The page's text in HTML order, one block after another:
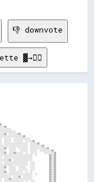
👎 downvote
▓→✊🏽
░░░░            ▒▒░░▒▒      
  ▒▒░░▓▓▒▒▒▒      ▒▒▒▒▒▒▒▒▒▒▓▓▒▒▓▓▒▒▒▒▒▒▒▒░░▓▓▒▒▒▒▒▒▒▒░░░░░░░░▒▒▒▒▒▒▒▒▓▓██▒▒▓▓▒▒▒▒▒▒▒▒▒▒▓▓▒▒▒▒▒▒▓▓  ▒▒▒▒▒▒▒▒░░▒▒▓▓▓▓▒▒░░▒▒░░░░▒▒▒▒░░░░░░░░░░░░  ░░              ▒▒░░▒▒      
░░░░░░░░░░▒▒▒▒░░▒▒▒▒▒▒░░▒▒▒▒▒▒▒▒▓▓▒▒▒▒▒▒▒▒▒▒▒▒▓▓▓▓▓▓▓▓▒▒▒▒▒▒░░▓▓▓▓▓▓▓▓██░░░░▒▒░░▒▒▒▒▒▒▒▒▒▒▒▒░░░░░░▒▒░░▒▒░░▒▒▒▒▓▓▓▓▓▓▒▒░░▒▒░░▒▒▒▒▒▒▒▒▒▒░░░░░░░░▒▒░░░░▒▒          ▒▒░░▒▒      
    ▒▒  ░░░░░░▒▒▒▒░░░░░░▒▒░░▒▒▒▒▒▒▓▓▒▒▓▓▒▒▓▓▓▓▓▓▒▒▒▒▒▒▒▒▒▒▒▒▒▒▒▒▒▒▒▒▒▒▓▓░░  ▓▓▒▒░░▒▒▒▒▒▒▒▒▓▓░░░░░░▒▒░░▒▒░░░░▒▒▒▒▓▓▓▓▒▒▒▒▒▒▒▒        ░░▒▒▒▒░░░░        ░░░░      ▒▒░░▒▒      
░░░░▒▒      ░░░░░░▒▒▒▒░░▒▒░░▒▒░░▒▒▒▒▒▒▓▓▒▒▓▓▒▒▒▒▒▒▒▒▒▒▒▒░░▒▒▒▒▒▒▒▒▒▒▒▒▓▓░░░░▓▓▒▒▒▒▒▒▒▒▒▒▒▒▒▒  ▒▒░░▒▒░░▒▒░░▒▒▒▒░░▓▓▓▓▓▓░░░░▒▒░░░░        ░░▓▓            ▒▒      ▒▒░░▒▒      
░░░░▒▒          ░░░░░░▒▒▒▒░░▒▒░░▒▒░░▒▒▒▒▓▓▒▒▒▒▒▒▒▒▒▒▒▒▒▒▒▒▒▒▒▒▒▒▒▒▒▒▓▓▒▒▒▒▒▒▒▒▒▒▒▒▒▒▒▒░░▒▒▒▒▒▒▒▒▒▒▒▒▒▒▒▒░░░░▒▒░░▓▓▓▓▓▓▒▒▒▒▓▓░░░░░░░░░░░░  ░░▒▒░░░░░░    ▒▒      ▒▒░░▒▒      
░░░░▒▒              ░░░░░░▒▒▒▒░░░░▒▒▒▒▒▒▓▓▒▒▒▒▒▒░░░░░░▒▒▒▒▒▒▒▒▒▒░░░░▒▒▒▒▒▒▒▒▒▒▒▒▒▒░░▒▒░░▒▒▒▒▒▒░░▒▒▒▒░░░░▒▒▒▒▒▒  ▓▓▓▓▓▓▒▒  ░░░░░░░░░░        ░░▒▒░░      ▒▒      ▒▒░░▒▒      
▒▒░░▒▒          ░░░░░░    ░░░░▒▒▓▓░░▒▒▒▒▓▓▒▒░░▒▒▒▒▒▒░░▒▒▒▒▒▒▒▒░░▒▒▒▒▒▒▒▒▒▒▒▒▒▒▒▒░░░░▒▒░░░░▒▒░░░░▒▒▒▒░░▒▒▒▒░░▒▒      ░░    ░░░░░░░░      ░░░░░░▒▒░░      ▒▒      ▒▒░░▒▒      
░░▒▒▒▒▒▒        ░░░░░░      ░░░░░░▒▒▒▒▒▒▒▒░░▒▒░░░░░░▒▒▒▒▒▒▒▒▒▒▒▒▒▒░░░░▒▒▒▒▒▒▓▓▒▒▒▒░░░░▒▒▒▒▒▒░░░░▓▓▒▒░░░░░░▒▒        ░░  ░░░░  ░░      ░░░░░░░░▒▒░░      ▒▒      ▒▒░░▒▒  ▒▒░░
░░░░░░░░▒▒      ░░░░░░    ░░      ░░░░▒▒▒▒░░░░▒▒▒▒░░▒▒▒▒▒▒▓▓▒▒▒▒▒▒▒▒░░▒▒▒▒▒▒▓▓▒▒▒▒▒▒░░░░░░▒▒▒▒░░░░      ▒▒░░░░      ░░░░        ░░░░░░░░░░░░░░▒▒░░    ░░▒▒▒▒    ░░░░▓▓▒▒▓▓▒▒
░░░░░░░░░░▒▒    ░░░░░░      ░░      ░░░░░░▒▒▒▒░░▒▒░░▒▒▒▒▒▒▒▒▒▒▒▒░░▒▒░░▓▓▓▓▓▓▓▓▒▒░░░░▒▒▒▒▒▒▓▓▓▓▒▒▒▒░░        ░░░░░░░░  ░░    ░░░░░░░░░░░░░░░░░░▓▓░░░░▓▓▒▒▒▒▒▒░░░░░░▒▒    ▒▒░░
  ░░░░░░░░░░    ░░░░░░  ▒▒░░  ░░        ░░░░░░▒▒▒▒░░░░▒▒▒▒░░░░░░░░▒▒░░▓▓▒▒▒▒▓▓░░░░▒▒░░░░▒▒▓▓▓▓▒▒▒▒▒▒▒▒░░          ░░    ░░░░░░░░░░░░░░░░░░░░░░▓▓▒▒▒▒▒▒▒▒░░░░░░▒▒▒▒▒▒        
░░░░░░░░░░░░    ░░░░░░  ▒▒▒▒░░░░            ░░░░░░▒▒▒▒░░▒▒░░▒▒░░░░▒▒░░▓▓▒▒▓▓▓▓▒▒░░░░░░▒▒░░▒▒▒▒▒▒▒▒▒▒▒▒▒▒▒▒░░        ░░░░░░░░░░░░░░░░░░░░░░░░░░▓▓▒▒▒▒░░░░▒▒▒▒▒▒░░▒▒▒▒        
░░░░░░░░░░░░    ░░░░░░  ░░▒▒▒▒▒▒▒▒              ░░░░░░▒▒▒▒░░░░░░▒▒░░░░▓▓▓▓▓▓▒▒▒▒░░▒▒░░░░▒▒▒▒▒▒░░▒▒▒▒▒▒▒▒▒▒▒▒▒▒  ░░░░░░░░░░░░░░░░░░░░░░░░░░▓▓▒▒▒▒░░░░▒▒▒▒▒▒  ░░░░▒▒▒▒        
░░▒▒░░░░  ░░    ░░░░░░  ▒▒▒▒▒▒▒▒▒▒                  ░░░░░░▒▒▒▒░░░░░░▒▒▒▒▒▒▓▓▓▓▒▒░░░░░░▒▒░░░░▒▒▒▒░░░░▒▒▒▒▒▒▒▒▒▒░░░░░░░░░░░░░░░░░░░░░░░░▒▒▒▒▒▒░░░░▒▒▒▒░░▒▒▒▒▒▒░░              
          ░░    ░░░░░░    ░░▒▒▒▒▒▒                ░░      ░░░░▒▒▒▒▒▒░░▒▒▓▓▓▓▓▓▒▒▒▒▒▒░░▒▒░░▒▒░░░░▒▒▒▒░░░░▒▒▒▒▒▒░░░░░░░░░░░░░░░░░░▒▒▒▒▒▒▒▒░░░░░░▒▒▒▒    ▒▒▒▒▒▒░░              
        ▒▒      ░░░░░░        ▒▒▒▒            ░░░░          ░░░░░░▒▒▒▒▒▒▒▒▒▒▒▒▒▒▒▒░░▒▒▒▒░░░░░░▒▒▒▒▒▒░░▒▒░░░░▒▒░░░░░░░░░░░░░░▒▒▒▒▒▒▒▒░░░░░░▒▒▒▒  ▒▒        ▒▒░░              
░░▒▒▒▒░░        ░░░░░░        ░░          ░░  ░░░░▒▒░░          ░░░░░░▒▒▒▒▒▒▒▒▒▒▒▒░░░░░░▒▒▒▒▒▒▒▒▒▒▒▒▒▒▒▒▒▒▒▒░░░░░░░░░░░░░░▒▒▒▒▒▒░░░░░░▒▒░░